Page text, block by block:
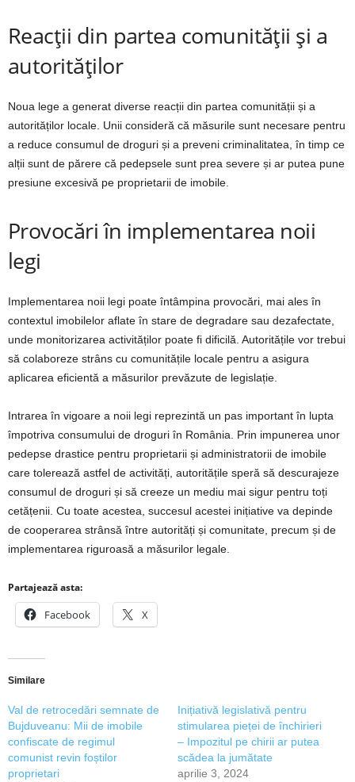
Reacții din partea comunității și a
autorităților
Noua lege a generat diverse reacții din partea comunității și a
autorităților locale. Unii consideră că măsurile sunt necesare pentru
a reduce consumul de droguri și a preveni criminalitatea, în timp ce
alții sunt de părere că pedepsele sunt prea severe și ar putea pune
presiune excesivă pe proprietarii de imobile.
Provocări în implementarea noii
legi
Implementarea noii legi poate întâmpina provocări, mai ales în
contextul imobilelor aflate în stare de degradare sau dezafectate,
unde monitorizarea activităților poate fi dificilă. Autoritățile vor trebui
să colaboreze strâns cu comunitățile locale pentru a asigura
aplicarea eficientă a măsurilor prevăzute de legislație.
Intrarea în vigoare a noii legi reprezintă un pas important în lupta
împotriva consumului de droguri în România. Prin impunerea unor
pedepse drastice pentru proprietarii și administratorii de imobile
care tolerează astfel de activități, autoritățile speră să descurajeze
consumul de droguri și să creeze un mediu mai sigur pentru toți
cetățenii. Cu toate acestea, succesul acestei inițiative va depinde
de cooperarea strânsă între autorități și comunitate, precum și de
implementarea riguroasă a măsurilor legale.
Partajează asta:
Facebook X
Similare
Val de retrocedări semnate de
Bujduveanu: Mii de imobile
confiscate de regimul
comunist revin foștilor
proprietari
Inițiativă legislativă pentru
stimularea pieței de închirieri
– Impozitul pe chirii ar putea
scădea la jumătate
aprilie 3, 2024